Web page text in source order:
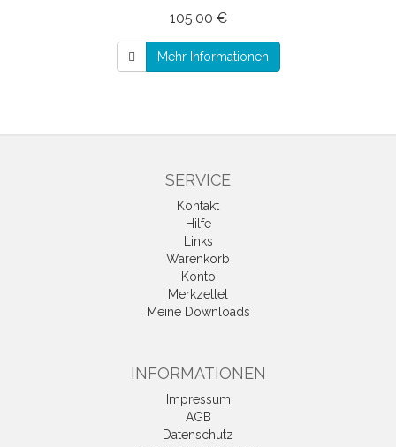
105,00 €
Mehr Informationen
SERVICE
Kontakt
Hilfe
Links
Warenkorb
Konto
Merkzettel
Meine Downloads
INFORMATIONEN
Impressum
AGB
Datenschutz